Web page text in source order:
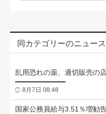
同カテゴリーのニュース
乱用恐れの薬、適切販売の
8月7日 08:48
国家公務員給与3.51％増勧